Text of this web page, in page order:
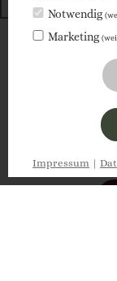
Notwendig
Marketing
Impressum |